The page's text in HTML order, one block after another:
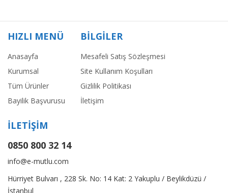
HIZLI MENÜ
Anasayfa
Kurumsal
Tüm Ürünler
Bayilik Başvurusu
BİLGİLER
Mesafeli Satış Sözleşmesi
Site Kullanım Koşulları
Gizlilik Politikası
İletişim
İLETİŞİM
0850 800 32 14
info@e-mutlu.com
Hürriyet Bulvarı , 228 Sk. No: 14 Kat: 2 Yakuplu / Beylikdüzü /
İstanbul